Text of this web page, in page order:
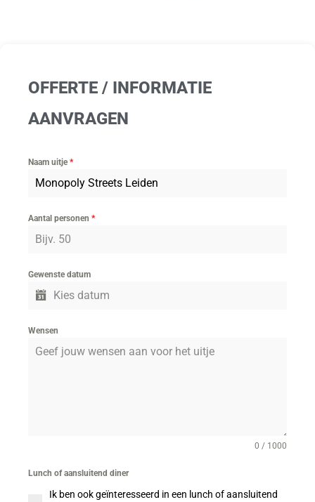
OFFERTE / INFORMATIE
AANVRAGEN
Naam uitje*
Aantal personen *
Gewenste datum
Wensen
0 / 1000
Lunch of aansluitend diner
Ik ben ook geïnteresseerd in een lunch of aansluitend